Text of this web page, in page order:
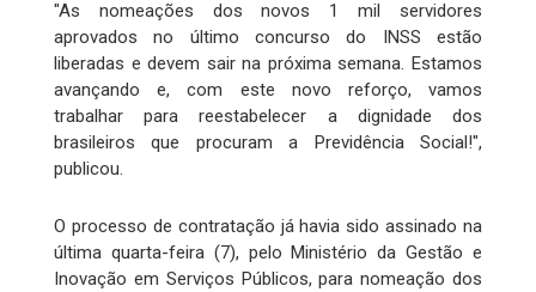
"As nomeações dos novos 1 mil servidores
aprovados no último concurso do INSS estão
liberadas e devem sair na próxima semana. Estamos
avançando e, com este novo reforço, vamos
trabalhar para reestabelecer a dignidade dos
brasileiros que procuram a Previdência Social!",
publicou.
O processo de contratação já havia sido assinado na
última quarta-feira (7), pelo Ministério da Gestão e
Inovação em Serviços Públicos, para nomeação dos